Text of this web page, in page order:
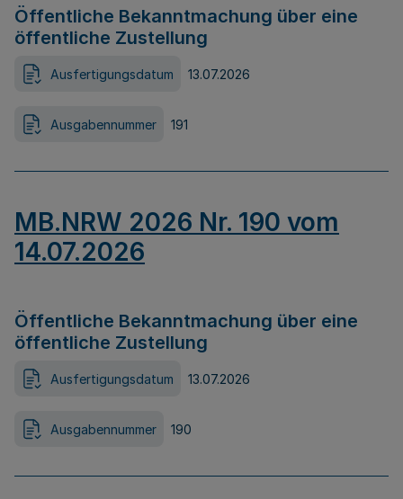
Öffentliche Bekanntmachung über eine
öffentliche Zustellung
Ausfertigungsdatum 13.07.2026
Ausgabennummer 191
MB.NRW 2026 Nr. 190 vom
14.07.2026
Öffentliche Bekanntmachung über eine
öffentliche Zustellung
Ausfertigungsdatum 13.07.2026
Ausgabennummer 190